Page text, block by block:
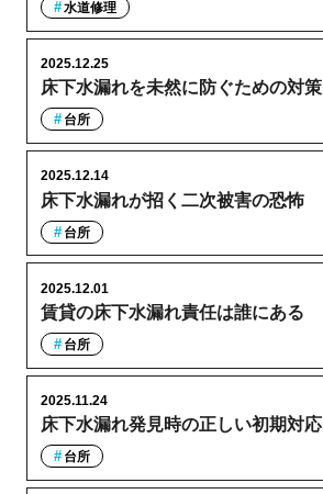
水道修理
床下水漏れを未然に防ぐための対策
2025.12.25
台所
床下水漏れが招く二次被害の恐怖
2025.12.14
台所
賃貸の床下水漏れ責任は誰にある
2025.12.01
台所
床下水漏れ発見時の正しい初期対応
2025.11.24
台所